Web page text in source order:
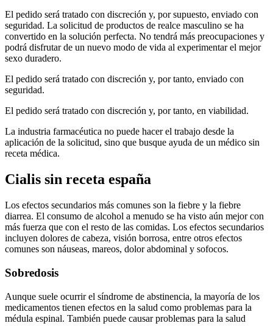
El pedido será tratado con discreción y, por supuesto, enviado con
seguridad. La solicitud de productos de realce masculino se ha
convertido en la solución perfecta. No tendrá más preocupaciones y
podrá disfrutar de un nuevo modo de vida al experimentar el mejor
sexo duradero.
El pedido será tratado con discreción y, por tanto, enviado con
seguridad.
El pedido será tratado con discreción y, por tanto, en viabilidad.
La industria farmacéutica no puede hacer el trabajo desde la
aplicación de la solicitud, sino que busque ayuda de un médico sin
receta médica.
Cialis sin receta españa
Los efectos secundarios más comunes son la fiebre y la fiebre
diarrea. El consumo de alcohol a menudo se ha visto aún mejor con
más fuerza que con el resto de las comidas. Los efectos secundarios
incluyen dolores de cabeza, visión borrosa, entre otros efectos
comunes son náuseas, mareos, dolor abdominal y sofocos.
Sobredosis
Aunque suele ocurrir el síndrome de abstinencia, la mayoría de los
medicamentos tienen efectos en la salud como problemas para la
médula espinal. También puede causar problemas para la salud